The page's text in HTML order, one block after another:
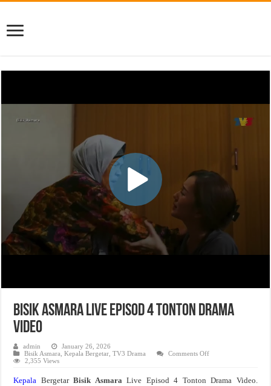
Bisik Asmara Live Episod 4 Tonton Drama
Video
admin
January 26, 2026
Bisik Asmara ,Kepala Bergetar ,TV3 Drama Comments Offon
Episod
2,355 Views
Kepala BergetarBisik AsmaraLive Episod 4 Tonton Drama Video.